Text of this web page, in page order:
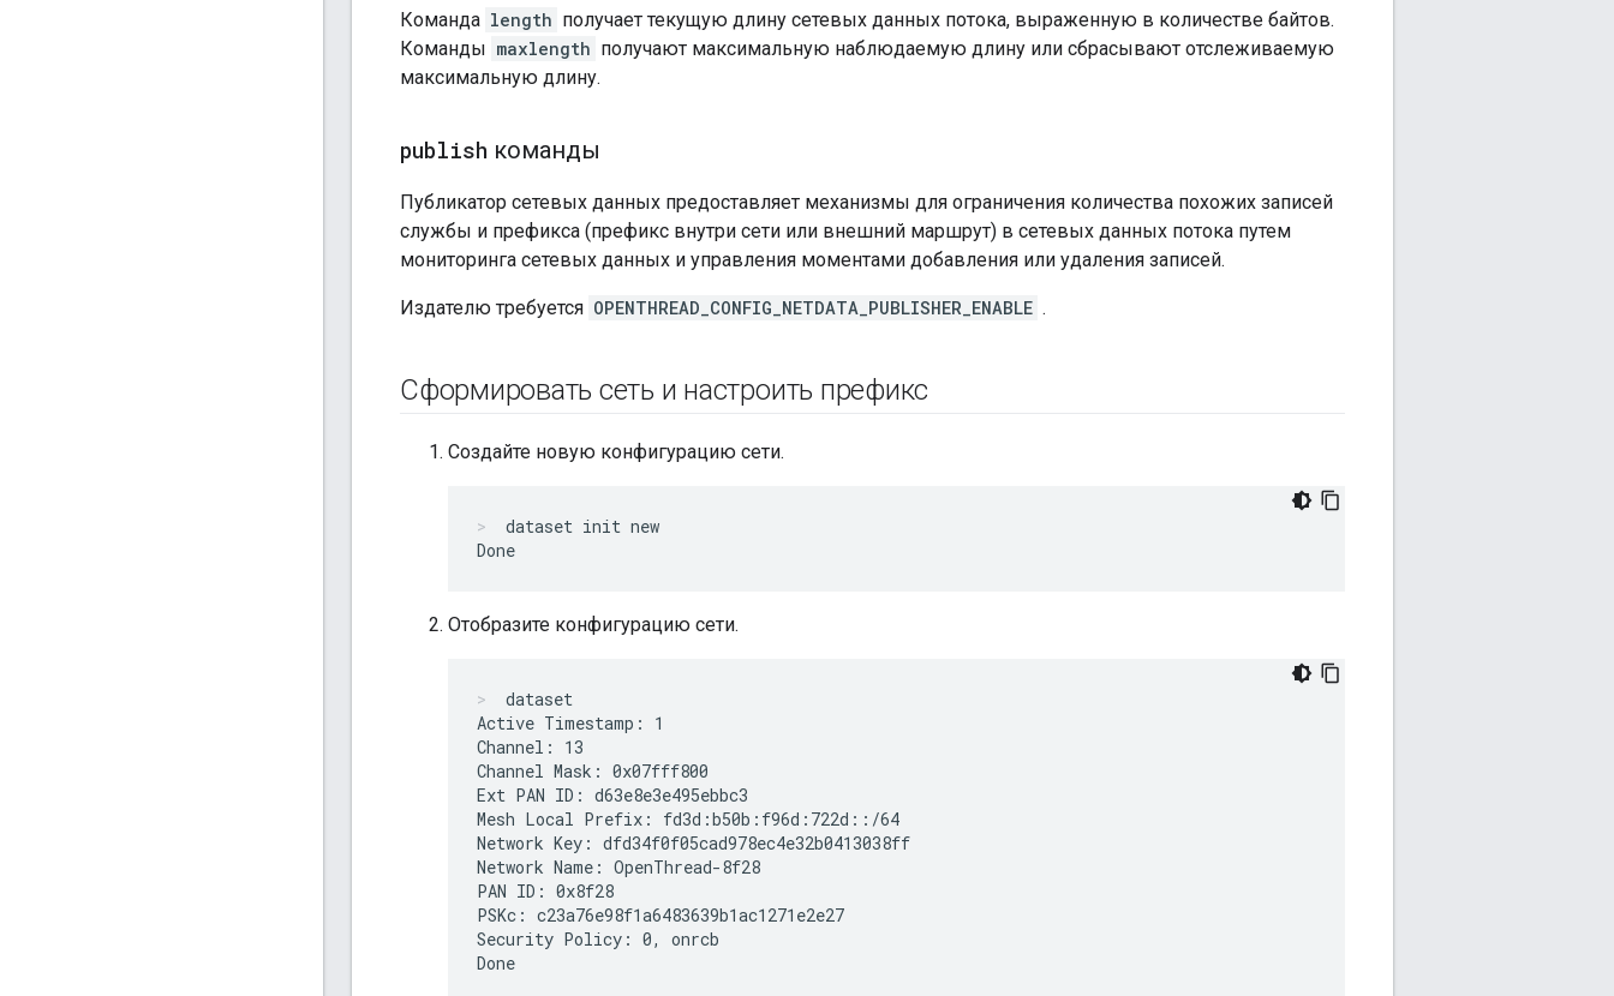
Команда length получает текущую длину сетевых данных потока, выраженную в количестве байтов.
Команды maxlength получают максимальную наблюдаемую длину или сбрасывают отслеживаемую
максимальную длину.
publish команды
Публикатор сетевых данных предоставляет механизмы для ограничения количества похожих записей
службы и префикса (префикс внутри сети или внешний маршрут) в сетевых данных потока путем
мониторинга сетевых данных и управления моментами добавления или удаления записей.
Издателю требуется OPENTHREAD_CONFIG_NETDATA_PUBLISHER_ENABLE .
Сформировать сеть и настроить префикс
Создайте новую конфигурацию сети.
dataset init new
Отобразите конфигурацию сети.
dataset
Active Timestamp: 1
Channel: 13
Channel Mask: 0x07fff800
Ext PAN ID: d63e8e3e495ebbc3
Mesh Local Prefix: fd3d:b50b:f96d:722d::/64
Network Key: dfd34f0f05cad978ec4e32b0413038ff
Network Name: OpenThread-8f28
PAN ID: 0x8f28
PSKc: c23a76e98f1a6483639b1ac1271e2e27
Security Policy: 0, onrcb